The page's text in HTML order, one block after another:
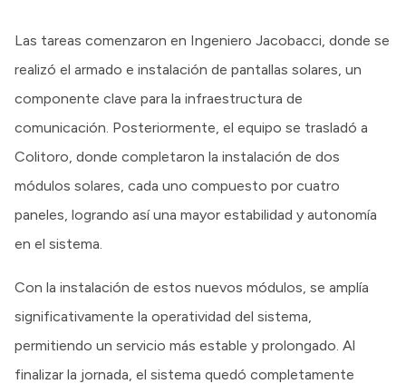
Las tareas comenzaron en Ingeniero Jacobacci, donde se
realizó el armado e instalación de pantallas solares, un
componente clave para la infraestructura de
comunicación. Posteriormente, el equipo se trasladó a
Colitoro, donde completaron la instalación de dos
módulos solares, cada uno compuesto por cuatro
paneles, logrando así una mayor estabilidad y autonomía
en el sistema.
Con la instalación de estos nuevos módulos, se amplía
significativamente la operatividad del sistema,
permitiendo un servicio más estable y prolongado. Al
finalizar la jornada, el sistema quedó completamente